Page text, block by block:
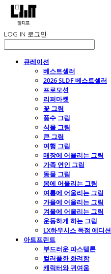
LOG IN 로그인
큐레이션
베스트셀러
2026 SLDF 베스트셀러
프로모션
리퍼마켓
꽃 그림
풍수 그림
식물 그림
큰 그림
여행 그림
매장에 어울리는 그림
가족 연인 그림
동물 그림
봄에 어울리는 그림
여름에 어울리는 그림
가을에 어울리는 그림
겨울에 어울리는 그림
운동하게 하는 그림
LX하우시스 독점 에디션
아트프린트
부드러운 파스텔톤
컬러풀한 화려함
캐릭터와 귀여움